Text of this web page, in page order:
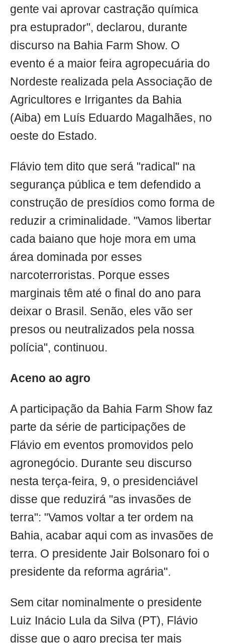
gente vai aprovar castração química
pra estuprador", declarou, durante
discurso na Bahia Farm Show. O
evento é a maior feira agropecuária do
Nordeste realizada pela Associação de
Agricultores e Irrigantes da Bahia
(Aiba) em Luís Eduardo Magalhães, no
oeste do Estado.
Flávio tem dito que será "radical" na
segurança pública e tem defendido a
construção de presídios como forma de
reduzir a criminalidade. "Vamos libertar
cada baiano que hoje mora em uma
área dominada por esses
narcoterroristas. Porque esses
marginais têm até o final do ano para
deixar o Brasil. Senão, eles vão ser
presos ou neutralizados pela nossa
polícia", continuou.
Aceno ao agro
A participação da Bahia Farm Show faz
parte da série de participações de
Flávio em eventos promovidos pelo
agronegócio. Durante seu discurso
nesta terça-feira, 9, o presidenciável
disse que reduzirá "as invasões de
terra": "Vamos voltar a ter ordem na
Bahia, acabar aqui com as invasões de
terra. O presidente Jair Bolsonaro foi o
presidente da reforma agrária".
Sem citar nominalmente o presidente
Luiz Inácio Lula da Silva (PT), Flávio
disse que o agro precisa ter mais